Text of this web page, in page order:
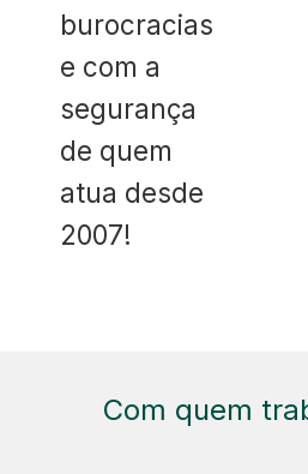
burocracias
e com a
segurança
de quem
atua desde
2007!
Com quem